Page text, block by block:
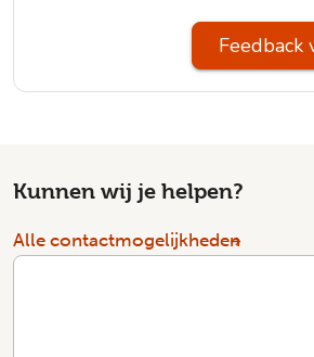
Feedback
Kunnen wij je helpen?
Alle contactmogelijkheden